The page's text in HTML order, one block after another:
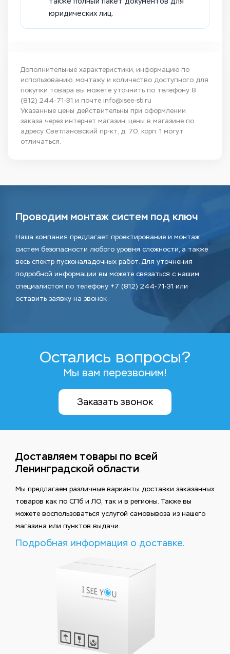
юридических лиц.
Дополнительные характеристики, информацию по
использованию, монтажу и количество доступного для
покупки товара вы можете уточнить по телефону 8
(812) 244-71-31 и почте info@isee-sb.ru
Указанные цены действительны при оформлении
заказа через интернет магазин, цены в магазине по
адресу Светлановский пр-кт, д. 70, корп. 1 могут
отличаться.
Проводим монтаж систем под ключ
Наша компания предлагает проектирование и монтаж
систем безопасности любого уровня сложности, а также
весь спектр пусконаладочных работ. Для уточнения
подробной информации вы можете связаться с нашим
специалистом по телефону +7 (812) 244-71-31 или
оставить заявку на звонок.
Остались вопросы?
Мы вам перезвоним!
Заказать звонок
Доставляем товары по всей
Ленинградской области
Мы предлагаем различные варианты доставки заказанных
товаров как по СПб и ЛО, так и в регионы. Также вы
можете воспользоваться услугой самовывоза из нашего
магазина или пунктов выдачи.
Подробная информация о доставке.